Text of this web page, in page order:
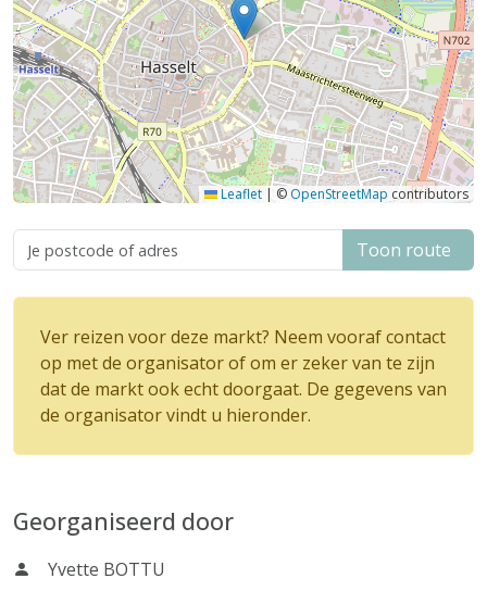
Leaflet | © OpenStreetMap contributors
Toon route
Ver reizen voor deze markt? Neem vooraf contact
op met de organisator of om er zeker van te zijn
dat de markt ook echt doorgaat. De gegevens van
de organisator vindt u hieronder.
Georganiseerd door
Yvette BOTTU